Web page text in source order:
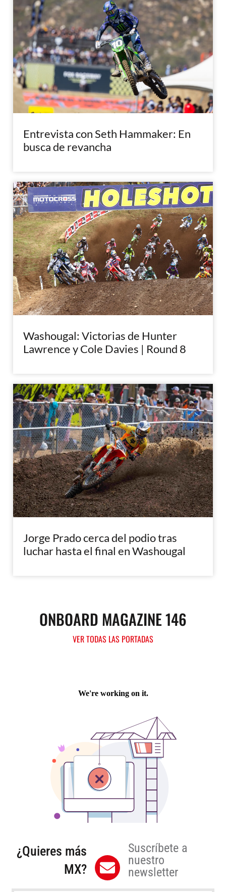
Entrevista con Seth Hammaker: En
busca de revancha
Washougal: Victorias de Hunter
Lawrence y Cole Davies | Round 8
Jorge Prado cerca del podio tras
luchar hasta el final en Washougal
ONBOARD MAGAZINE 146
VER TODAS LAS PORTADAS
¿Quieres más
MX?
Suscríbete a
nuestro
newsletter